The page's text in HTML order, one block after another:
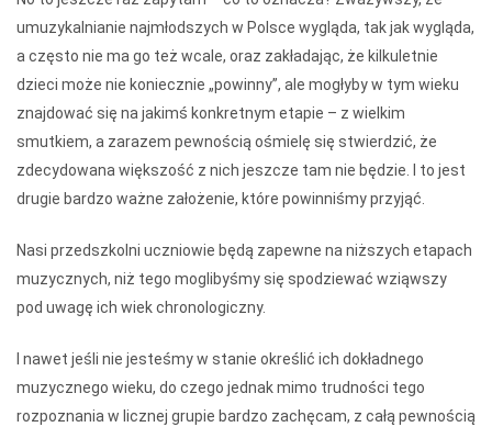
umuzykalnianie najmłodszych w Polsce wygląda, tak jak wygląda,
a często nie ma go też wcale, oraz zakładając, że kilkuletnie
dzieci może nie koniecznie „powinny”, ale mogłyby w tym wieku
znajdować się na jakimś konkretnym etapie – z wielkim
smutkiem, a zarazem pewnością ośmielę się stwierdzić, że
zdecydowana większość z nich jeszcze tam nie będzie. I to jest
drugie bardzo ważne założenie, które powinniśmy przyjąć.
Nasi przedszkolni uczniowie będą zapewne na niższych etapach
muzycznych, niż tego moglibyśmy się spodziewać wziąwszy
pod uwagę ich wiek chronologiczny.
I nawet jeśli nie jesteśmy w stanie określić ich dokładnego
muzycznego wieku, do czego jednak mimo trudności tego
rozpoznania w licznej grupie bardzo zachęcam, z całą pewnością